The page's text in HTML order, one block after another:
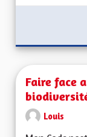
Faire face
Louis